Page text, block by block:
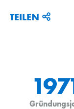
TEILEN